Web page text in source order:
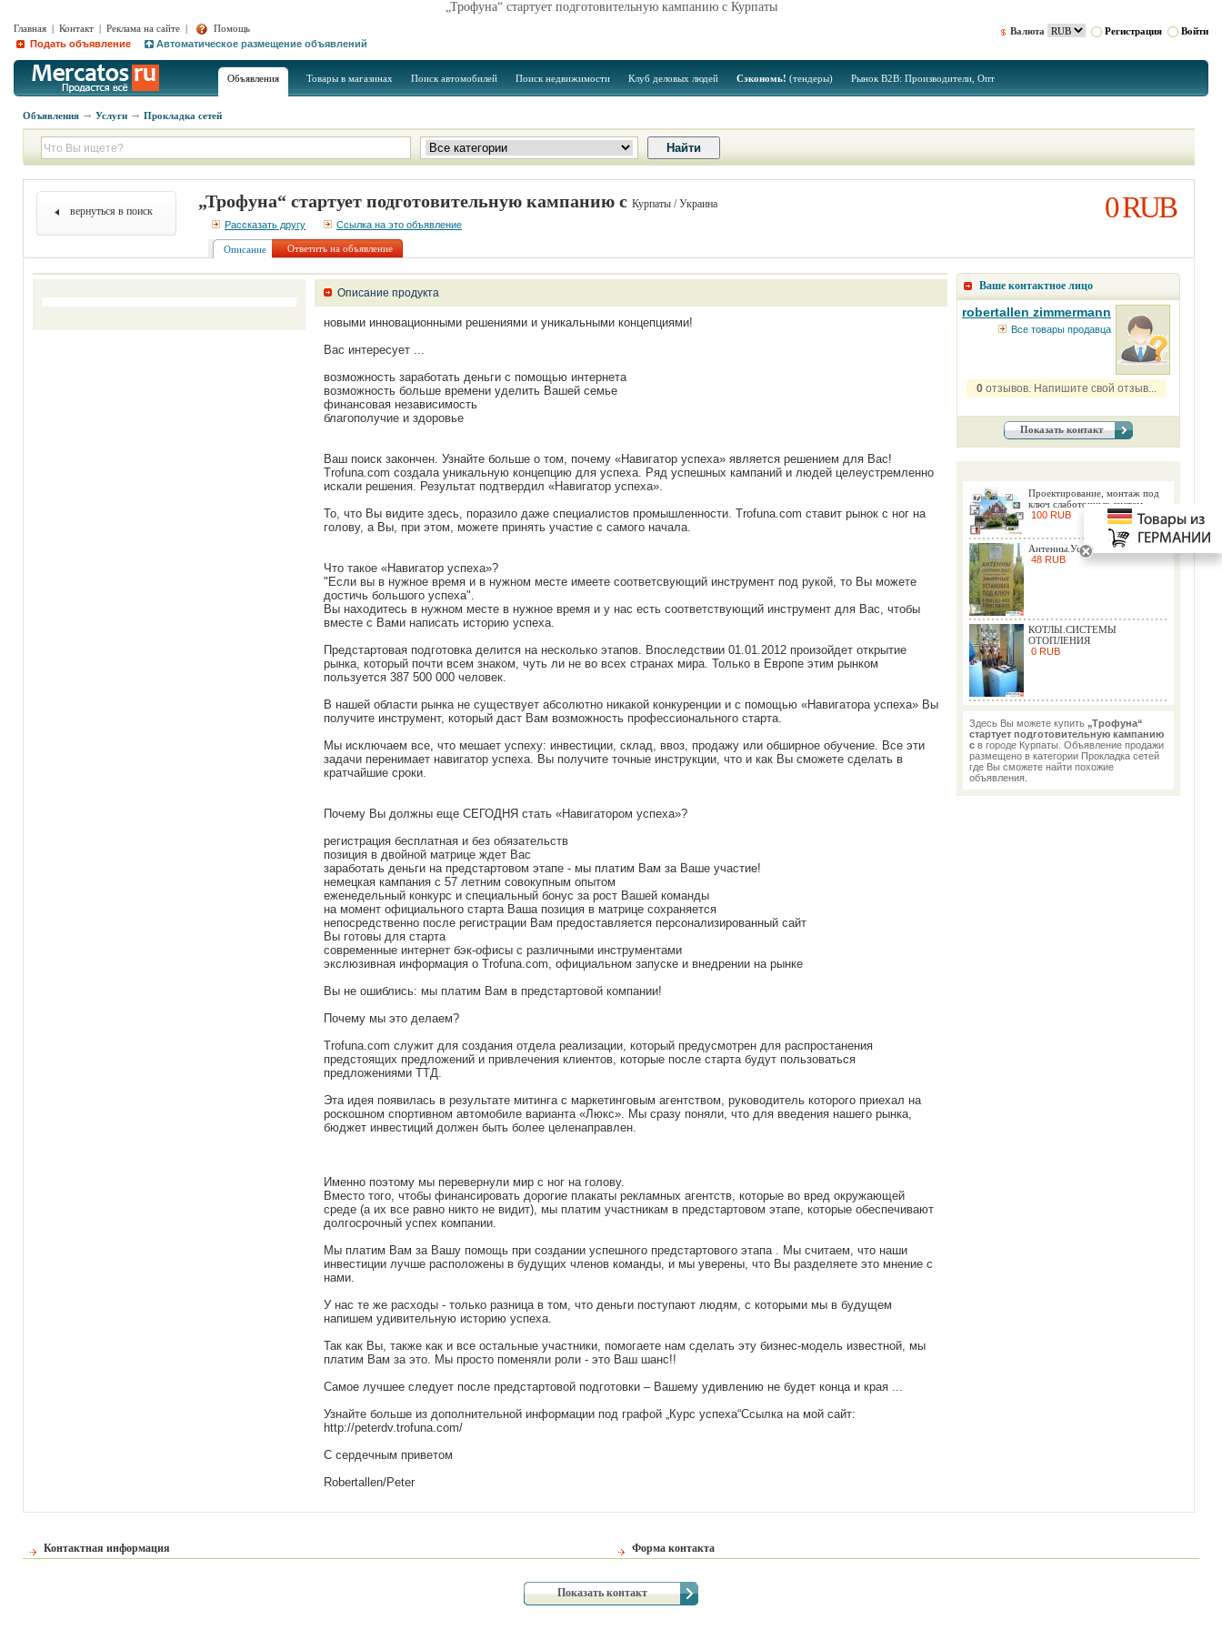
„Трофуна“ стартует подготовительную кампанию с Курпаты
Главная | Контакт | Реклама на сайте |
Помощь
Подать объявление
Автоматическое размещение объявлений
Валюта Регистрация Войти
Объявления Товары в магазинах Поиск автомобилей Поиск недвижимости Клуб деловых людей Сэкономь! (тендеры) Рынок B2B: Производители, Опт
Объявления Услуги Прокладка сетей
вернуться в поиск „Трофуна“ стартует подготовительную кампанию с Курпаты / Украина
Рассказать другу Ссылка на это объявление
0 RUB
Описание Ответить на объявление
Описание продукта
новыми инновационными решениями и уникальными концепциями!
Вас интересует ...
возможность заработать деньги с помощью интернета
возможность больше времени уделить Вашей семье
финансовая независимость
благополучие и здоровье
Ваш поиск закончен. Узнайте больше о том, почему «Навигатор успеха» является решением для Вас!
Trofuna.com создала уникальную концепцию для успеха. Ряд успешных кампаний и людей целеустремленно
искали решения. Результат подтвердил «Навигатор успеха».
То, что Вы видите здесь, поразило даже специалистов промышленности. Trofuna.com ставит рынок с ног на
голову, а Вы, при этом, можете принять участие с самого начала.
Что такое «Навигатор успеха»?
"Если вы в нужное время и в нужном месте имеете соответсвующий инструмент под рукой, то Вы можете
достичь большого успеха".
Вы находитесь в нужном месте в нужное время и у нас есть соответствующий инструмент для Вас, чтобы
вместе с Вами написать историю успеха.
Предстартовая подготовка делится на несколько этапов. Впоследствии 01.01.2012 произойдет открытие
рынка, который почти всем знаком, чуть ли не во всех странах мира. Только в Европе этим рынком
пользуется 387 500 000 человек.
В нашей области рынка не существует абсолютно никакой конкуренции и с помощью «Навигатора успеха» Вы
получите инструмент, который даст Вам возможность профессионального старта.
Мы исключаем все, что мешает успеху: инвестиции, склад, ввоз, продажу или обширное обучение. Все эти
задачи перенимает навигатор успеха. Вы получите точные инструкции, что и как Вы сможете сделать в
кратчайшие сроки.
Почему Вы должны еще СЕГОДНЯ стать «Навигатором успеха»?
регистрация бесплатная и без обязательств
позиция в двойной матрице ждет Вас
заработать деньги на предстартовом этапе - мы платим Вам за Ваше участие!
немецкая кампания с 57 летним совокупным опытом
еженедельный конкурс и специальный бонус за рост Вашей команды
на момент официального старта Ваша позиция в матрице сохраняется
непосредственно после регистрации Вам предоставляется персонализированный сайт
Вы готовы для старта
современные интернет бэк-офисы с различными инструментами
экслюзивная информация о Trofuna.com, официальном запуске и внедрении на рынке
Вы не ошиблись: мы платим Вам в предстартовой компании!
Почему мы это делаем?
Trofuna.com служит для создания отдела реализации, который предусмотрен для распростанения
предстоящих предложений и привлечения клиентов, которые после старта будут пользоваться
предложениями ТТД.
Эта идея появилась в результате митинга с маркетинговым агентством, руководитель которого приехал на
роскошном спортивном автомобиле варианта «Люкс». Мы сразу поняли, что для введения нашего рынка,
бюджет инвестиций должен быть более целенаправлен.
Именно поэтому мы перевернули мир с ног на голову.
Вместо того, чтобы финансировать дорогие плакаты рекламных агентств, которые во вред окружающей
среде (а их все равно никто не видит), мы платим участникам в предстартовом этапе, которые обеспечивают
долгосрочный успех компании.
Мы платим Вам за Вашу помощь при создании успешного предстартового этапа . Мы считаем, что наши
инвестиции лучше расположены в будущих членов команды, и мы уверены, что Вы разделяете это мнение с
нами.
У нас те же расходы - только разница в том, что деньги поступают людям, с которыми мы в будущем
напишем удивительную историю успеха.
Так как Вы, также как и все остальные участники, помогаете нам сделать эту бизнес-модель известной, мы
платим Вам за это. Мы просто поменяли роли - это Ваш шанс!!
Самое лучшее следует после предстартовой подготовки – Вашему удивлению не будет конца и края ...
Узнайте больше из дополнительной информации под графой „Курс успеха“Ссылка на мой сайт:
http://peterdv.trofuna.com/
С сердечным приветом
Robertallen/Peter
Ваше контактное лицо
robertallen zimmermann
Все товары продавца
0отзывов. Напишите свой отзыв...
Показать контакт
Проектирование, монтаж под
ключ слаботочных систем
100 RUB
Антенны.Установка.Ремонт
48 RUB
КОТЛЫ.СИСТЕМЫ
ОТОПЛЕНИЯ
0 RUB
Здесь Вы можете купить „Трофуна“
стартует подготовительную кампанию
с в городе Курпаты. Объявление продажи
размещено в категории Прокладка сетей
где Вы сможете найти похожие
объявления.
Контактная информация Форма контакта
Показать контакт